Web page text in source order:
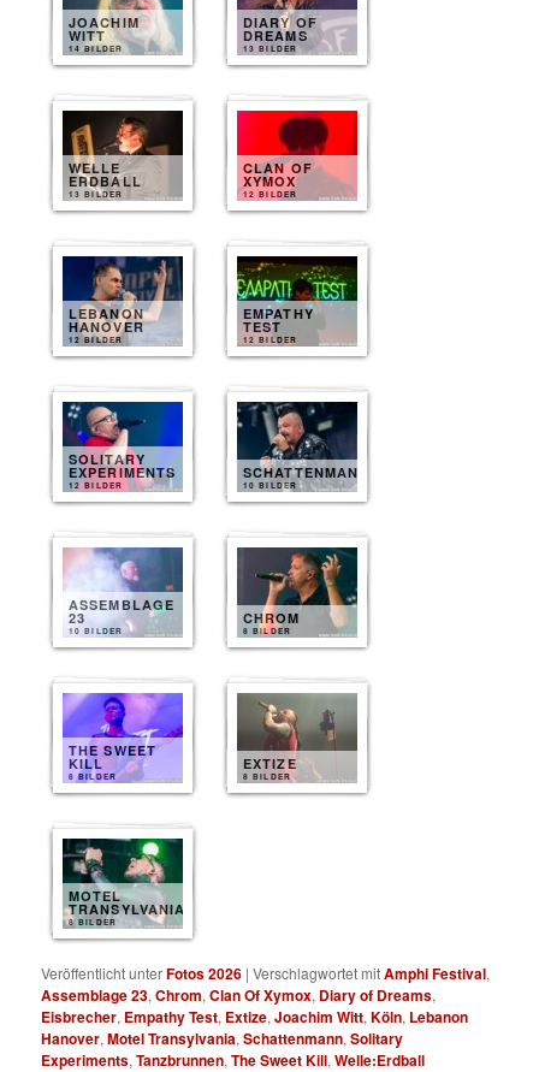
JOACHIM
WITT
14 BILDER
DIARY OF
DREAMS
13 BILDER
WELLE
ERDBALL
13 BILDER
CLAN OF
XYMOX
12 BILDER
LEBANON
HANOVER
12 BILDER
EMPATHY
TEST
12 BILDER
SOLITARY
EXPERIMENTS
12 BILDER
SCHATTENMANN
10 BILDER
ASSEMBLAGE
23
10 BILDER
CHROM
8 BILDER
THE SWEET
KILL
8 BILDER
EXTIZE
8 BILDER
MOTEL
TRANSYLVANIA
8 BILDER
Veröffentlicht unterFotos 2026 |Verschlagwortet mitAmphi Festival,
Assemblage 23,Chrom,Clan Of Xymox, Diary of Dreams,
Eisbrecher, Empathy Test, Extize,Joachim Witt,Köln, Lebanon
Hanover,Motel Transylvania,Schattenmann,Solitary
Experiments,Tanzbrunnen,The Sweet Kill,Welle:Erdball